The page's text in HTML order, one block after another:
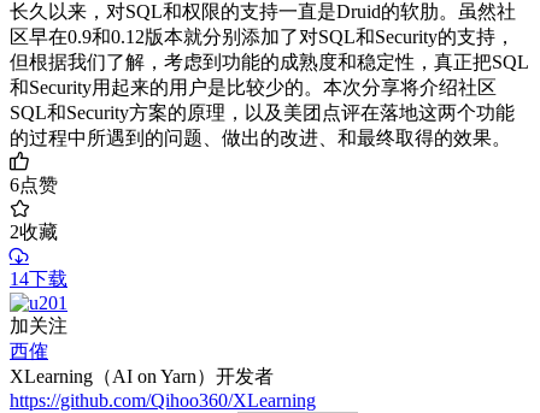
长久以来，对SQL和权限的支持一直是Druid的软肋。虽然社
区早在0.9和0.12版本就分别添加了对SQL和Security的支持，
但根据我们了解，考虑到功能的成熟度和稳定性，真正把SQL
和Security用起来的用户是比较少的。本次分享将介绍社区
SQL和Security方案的原理，以及美团点评在落地这两个功能
的过程中所遇到的问题、做出的改进、和最终取得的效果。
6点赞
2收藏
14下载
加关注
西傕
XLearning（AI on Yarn）开发者
https://github.com/Qihoo360/XLearning